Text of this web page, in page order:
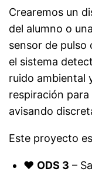
Crearemos un
del alumno o
sensor de pulso
el sistema
ruido ambiental
respiración
avisando
Este proyecto
❤️ ODS 3 –